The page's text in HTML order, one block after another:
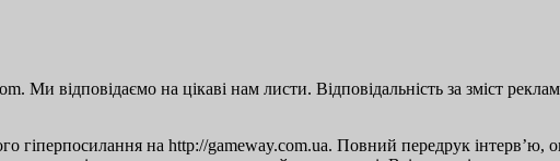
Ми відповідаємо на цікаві нам листи. Відповідальність за зміст
гіперпосилання на http://gameway.com.ua. Повний передрук інтерв’ю,